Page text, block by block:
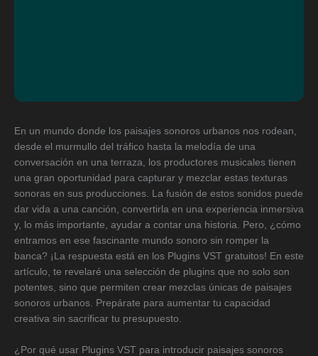
En un mundo donde los paisajes sonoros urbanos nos rodean,
desde el murmullo del tráfico hasta la melodía de una
conversación en una terraza, los productores musicales tienen
una gran oportunidad para capturar y mezclar estas texturas
sonoras en sus producciones. La fusión de estos sonidos puede
dar vida a una canción, convertirla en una experiencia inmersiva
y, lo más importante, ayudar a contar una historia. Pero, ¿cómo
entramos en ese fascinante mundo sonoro sin romper la
banca? ¡La respuesta está en los Plugins VST gratuitos! En este
artículo, te revelaré una selección de plugins que no solo son
potentes, sino que permiten crear mezclas únicas de paisajes
sonoros urbanos. Prepárate para aumentar tu capacidad
creativa sin sacrificar tu presupuesto.
¿Por qué usar Plugins VST para introducir paisajes sonoros